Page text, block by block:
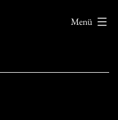
Menü